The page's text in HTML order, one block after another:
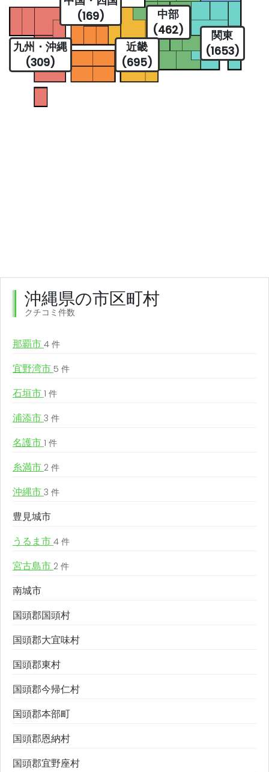
関東
(1653)
中部
(462)
近畿
(695)
(169)
九州・沖縄
(309)
沖縄県の市区町村
クチコミ件数
那覇市 4 件
宜野湾市 5 件
石垣市 1 件
浦添市 3 件
名護市 1 件
糸満市 2 件
沖縄市 3 件
豊見城市
うるま市 4 件
宮古島市 2 件
南城市
国頭郡国頭村
国頭郡大宜味村
国頭郡東村
国頭郡今帰仁村
国頭郡本部町
国頭郡恩納村
国頭郡宜野座村